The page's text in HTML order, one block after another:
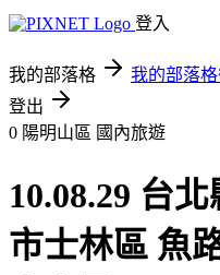
登入
我的部落格 我的部落
登出
0 陽明山區 國內旅遊
10.08.29 台
市士林區 魚